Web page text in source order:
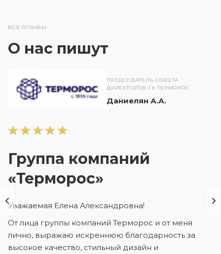
ВСЕ ОТЗЫВЫ
О нас пишут
ПРЕДСЕДАТЕЛЬ СОВЕТА
ДИРЕКТОРОВ ГК ТЕРМОРОС
Даниелян А.А.
Группа компаний
«Терморос»
Уважаемая Елена Александровна!
От лица группы компаний Терморос и от меня
лично, выражаю искреннюю благодарность за
высокое качество, стильный дизайн и